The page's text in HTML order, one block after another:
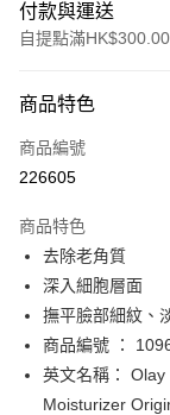
付款與運送
自提點滿
信用卡
Apple Pay
PayMe
WeChat Pay
BoC Pay
送貨方式
商品特色
商品編號
226605
商品特色
去除老角質
深入細胞層面
撫平臉部細紋、
商品編號 ：
英文名稱：
Moisturizer